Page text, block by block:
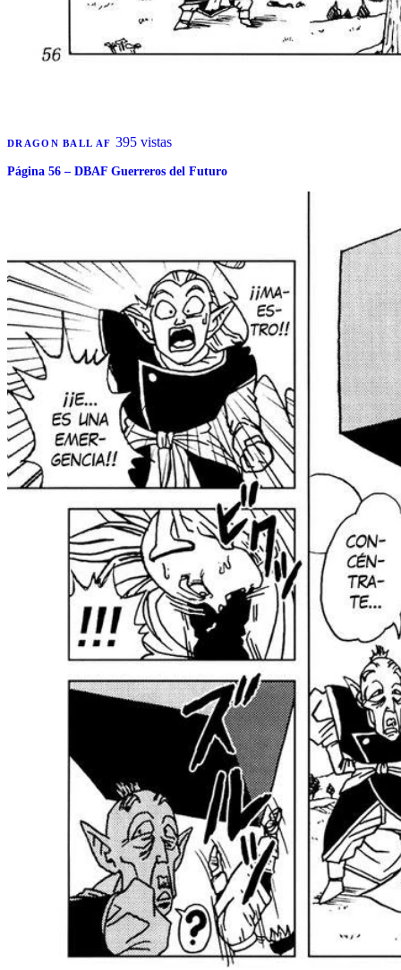
DRAGON BALL AF 395 vistas
Página 56 – DBAF Guerreros del Futuro